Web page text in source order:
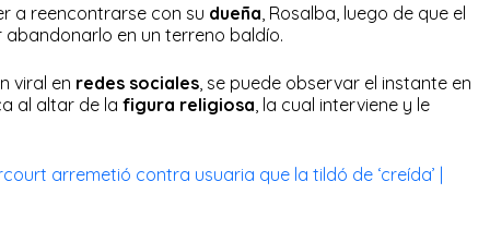
a reencontrarse con su dueña , Rosalba, luego de que el
en un terreno baldío.
viral en redes sociales , se puede observar el instante en
al altar de la figura religiosa , la cual interviene y le
arremetió contra usuaria que la tildó de ‘creída’ |